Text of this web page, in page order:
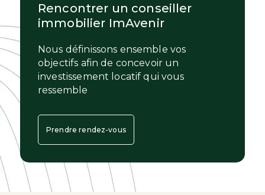
Rencontrer un conseiller
immobilier ImAvenir
Nous définissons ensemble vos
objectifs afin de concevoir un
investissement locatif qui vous
ressemble
Prendre rendez-vous